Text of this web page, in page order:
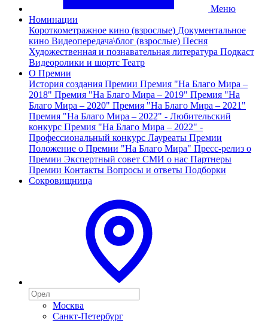
Меню
Номинации
Короткометражное кино (взрослые) Документальное
кино Видеопередача\блог (взрослые) Песня
Художественная и познавательная литература Подкаст
Видеоролики и шортс Театр
О Премии
История создания Премии Премия "На Благо Мира –
2018" Премия "На Благо Мира – 2019" Премия "На
Благо Мира – 2020" Премия "На Благо Мира – 2021"
Премия "На Благо Мира – 2022" - Любительский
конкурс Премия "На Благо Мира – 2022" -
Профессиональный конкурс Лауреаты Премии
Положение о Премии "На Благо Мира" Пресс-релиз о
Премии Экспертный совет СМИ о нас Партнеры
Премии Контакты Вопросы и ответы Подборки
Сокровищница
Москва
Санкт-Петербург